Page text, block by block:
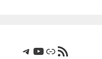
Telegram
YouTube
LinkRSS-Feed